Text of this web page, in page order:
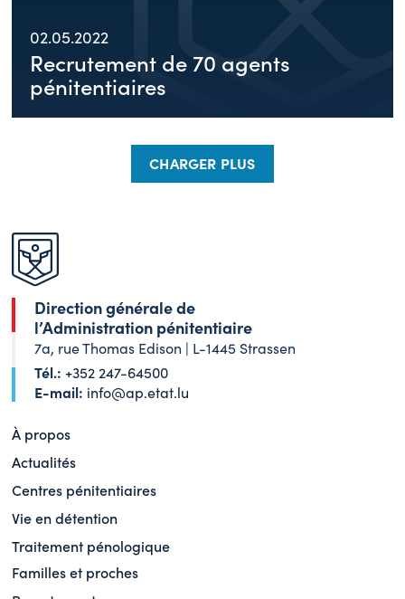
02.05.2022
Recrutement de 70 agents
pénitentiaires
CHARGER PLUS
Direction générale de
l’Administration pénitentiaire
7a, rue Thomas Edison | L-1445 Strassen
Tél.: +352 247-64500
E-mail: info@ap.etat.lu
À propos
Actualités
Centres pénitentiaires
Vie en détention
Traitement pénologique
Familles et proches